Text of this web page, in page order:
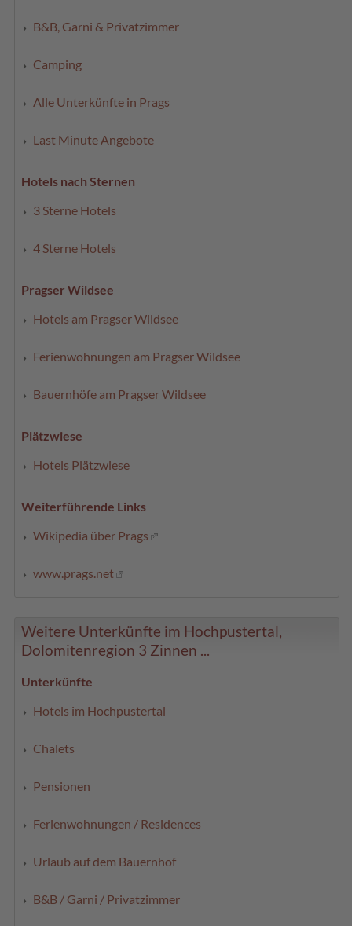
B&B, Garni & Privatzimmer
Camping
Alle Unterkünfte in Prags
Last Minute Angebote
Hotels nach Sternen
3 Sterne Hotels
4 Sterne Hotels
Pragser Wildsee
Hotels am Pragser Wildsee
Ferienwohnungen am Pragser Wildsee
Bauernhöfe am Pragser Wildsee
Plätzwiese
Hotels Plätzwiese
Weiterführende Links
Wikipedia über Prags
www.prags.net
Weitere Unterkünfte im Hochpustertal,
Dolomitenregion 3 Zinnen ...
Unterkünfte
Hotels im Hochpustertal
Chalets
Pensionen
Ferienwohnungen / Residences
Urlaub auf dem Bauernhof
B&B / Garni / Privatzimmer